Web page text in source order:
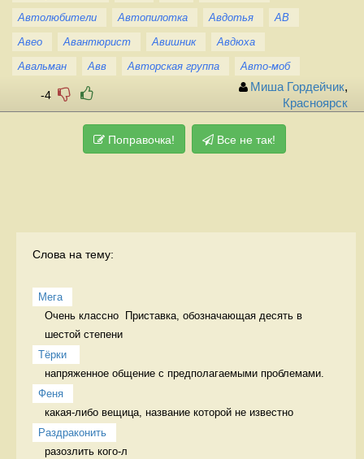
Автолюбители
Автопилотка Авдотья
АВ
Авео
Авантюрист Авишник
Авдюха
Авальман
Авв Авторская группа Авто-моб
-4
Миша Гордейчик,
Красноярск
Поправочка! Все не так!
Слова на тему:
Мега
Очень классно  Приставка, обозначающая десять в
шестой степени
Тёрки
напряженное общение с предполагаемыми проблемами.
Феня
какая-либо вещица, название которой не известно
Раздраконить
разозлить кого-л